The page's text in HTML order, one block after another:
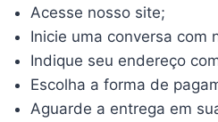
Acesse nosso site;
Inicie uma conversa com
Indique seu endereço
Escolha a forma de
Aguarde a entrega em